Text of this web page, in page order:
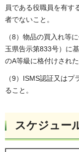
員である役職員を有す
者でないこと。
（8）物品の買入れ等
玉県告示第833号）に
のA等級に格付けされた
（9）ISMS認証又は
ること。
スケジュー